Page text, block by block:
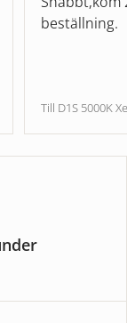
beställning.
Till D1S 5000K